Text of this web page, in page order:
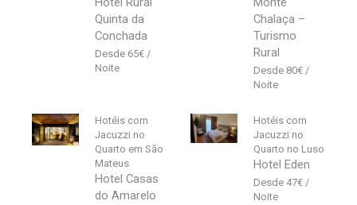
Quinta da
Conchada
65€
Chalaça –
Turismo
Rural
80€
Hotéis com
Jacuzzi no
Quarto em São
Mateus
Hotel Casas
do Amarelo
Hotéis com
Jacuzzi no
Quarto no Luso
Hotel Eden
47€